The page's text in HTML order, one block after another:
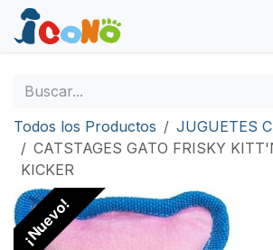
Ir al contenido
Todos los Productos
JUGUETES
CATSTAGES GATO FRISKY
KICKER
¡Nuevo!